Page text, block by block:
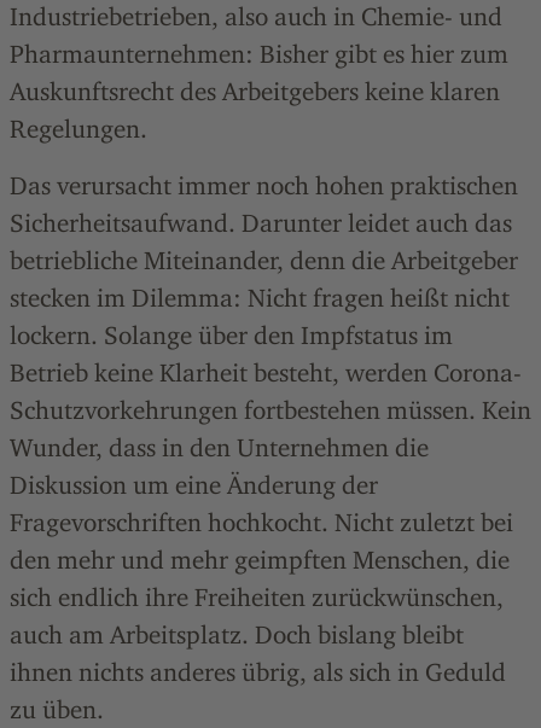
Industriebetrieben, also auch in Chemie- und
Pharmaunternehmen: Bisher gibt es hier zum
Auskunftsrecht des Arbeitgebers keine klaren
Regelungen.
Das verursacht immer noch hohen praktischen
Sicherheitsaufwand. Darunter leidet auch das
betriebliche Miteinander, denn die Arbeitgeber
stecken im Dilemma: Nicht fragen heißt nicht
lockern. Solange über den Impfstatus im
Betrieb keine Klarheit besteht, werden Corona-
Schutzvorkehrungen fortbestehen müssen. Kein
Wunder, dass in den Unternehmen die
Diskussion um eine Änderung der
Fragevorschriften hochkocht. Nicht zuletzt bei
den mehr und mehr geimpften Menschen, die
sich endlich ihre Freiheiten zurückwünschen,
auch am Arbeitsplatz. Doch bislang bleibt
ihnen nichts anderes übrig, als sich in Geduld
zu üben.